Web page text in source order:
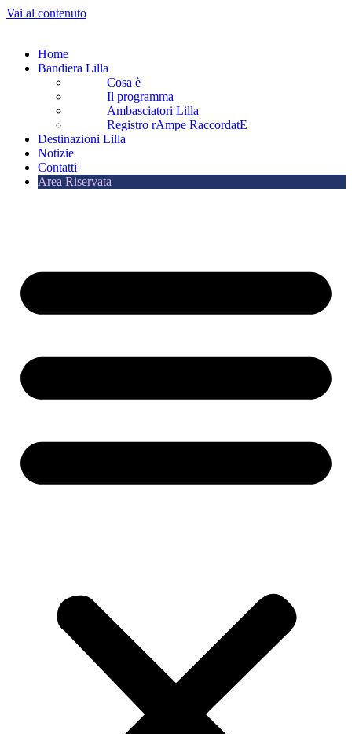
Vai al contenuto
Home
Bandiera Lilla
Cosa è
Il programma
Ambasciatori Lilla
Registro rAmpe RaccordatE
Destinazioni Lilla
Notizie
Contatti
Area Riservata